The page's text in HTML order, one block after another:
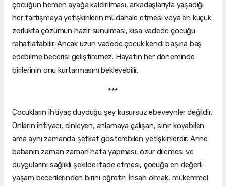
çocuğun hemen ayağa kaldırılması, arkadaşlarıyla yaşadığı
her tartışmaya yetişkinlerin müdahale etmesi veya en küçük
zorlukta çözümün hazır sunulması, kısa vadede çocuğu
rahatlatabilir. Ancak uzun vadede çocuk kendi başına baş
edebilme becerisi geliştiremez. Hayatın her döneminde
birilerinin onu kurtarmasını bekleyebilir.
***
Çocukların ihtiyaç duyduğu şey kusursuz ebeveynler değildir.
Onların ihtiyacı; dinleyen, anlamaya çalışan, sınır koyabilen
ama aynı zamanda şefkat gösterebilen yetişkinlerdir. Anne
babanın zaman zaman hata yapması, özür dilemesi ve
duygularını sağlıklı şekilde ifade etmesi, çocuğa en değerli
yaşam becerilerinden birini öğretir: İnsan olmak, mükemmel